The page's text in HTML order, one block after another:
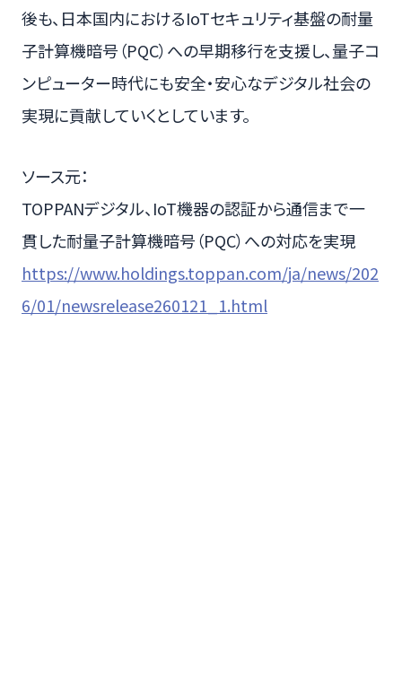
後も、日本国内におけるIoTセキュリティ基盤の耐量
子計算機暗号（PQC）への早期移行を支援し、量子コ
ンピューター時代にも安全・安心なデジタル社会の
実現に貢献していくとしています。
ソース元：
TOPPANデジタル、IoT機器の認証から通信まで一
貫した耐量子計算機暗号（PQC）への対応を実現
https://www.holdings.toppan.com/ja/news/202
6/01/newsrelease260121_1.html